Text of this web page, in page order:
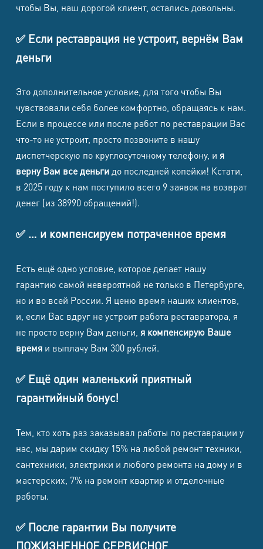
чтобы Вы, наш дорогой клиент, остались довольны.
✅ Если реставрация не устроит, вернём Вам
деньги
Это дополнительное условие, для того чтобы Вы
чувствовали себя более комфортно, обращаясь к нам.
Если в процессе или после работ по реставрации Вас
что-то не устроит, просто позвоните в нашу
диспетчерскую по круглосуточному телефону, и я
верну Вам все деньгидо последней копейки! Кстати,
в 2025 году к нам поступило всего 9 заявок на возврат
денег (из 38990 обращений!).
✅ … и компенсируем потраченное время
Есть ещё одно условие, которое делает нашу
гарантию самой невероятной не только в Петербурге,
но и во всей России. Я ценю время наших клиентов,
и, если Вас вдруг не устроит работа реставратора, я
не просто верну Вам деньги, я компенсирую Ваше
времяи выплачу Вам 300 рублей.
✅ Ещё один маленький приятный
гарантийный бонус!
Тем, кто хоть раз заказывал работы по реставрации у
нас, мы дарим скидку 15% на любой ремонт техники,
сантехники, электрики и любого ремонта на дому и в
мастерских, 7% на ремонт квартир и отделочные
работы.
✅ После гарантии Вы получите
ПОЖИЗНЕННОЕ СЕРВИСНОЕ